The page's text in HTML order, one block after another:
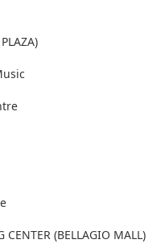
CENTER (BELLAGIO MALL)